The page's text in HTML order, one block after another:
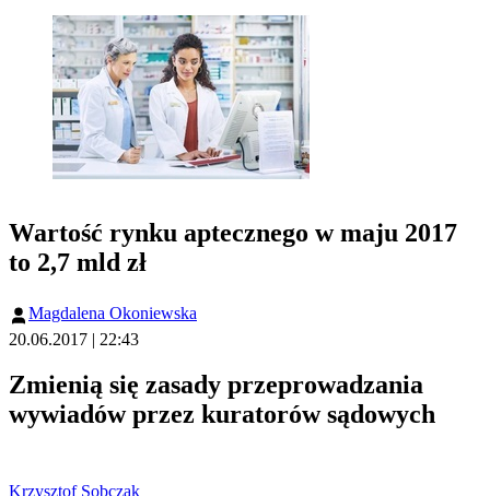
Wartość rynku aptecznego w maju 2017
to 2,7 mld zł
Magdalena Okoniewska
20.06.2017 | 22:43
Zmienią się zasady przeprowadzania
wywiadów przez kuratorów sądowych
Krzysztof Sobczak